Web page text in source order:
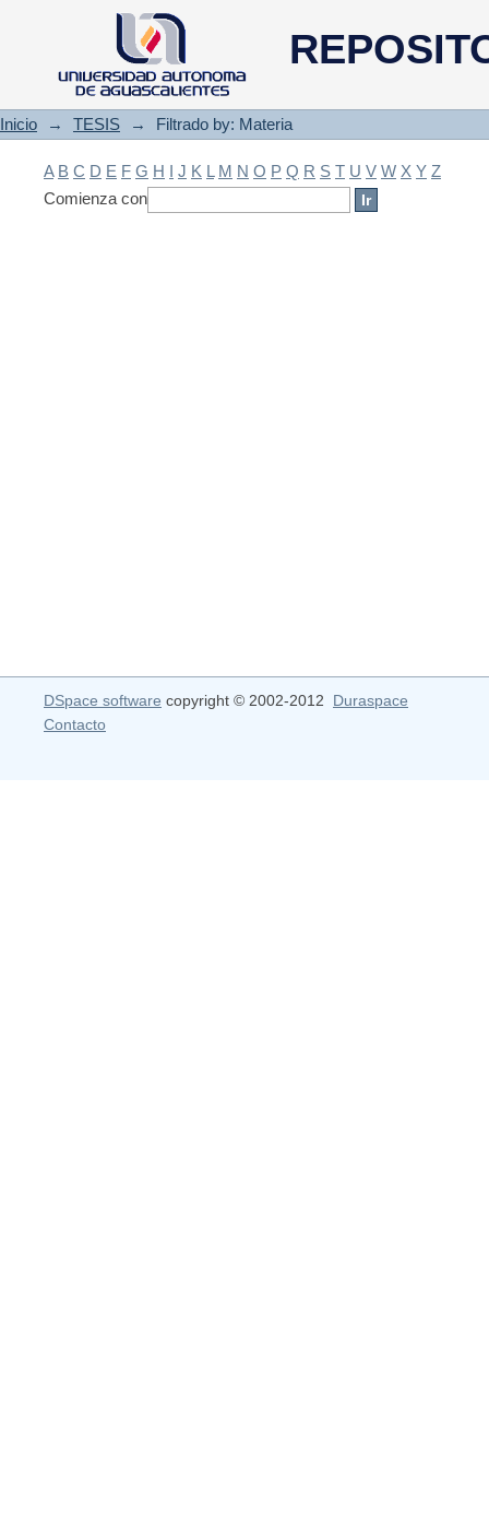
Filtrado by: Materia
Inicio → TESIS → Filtrado by: Materia
A B C D E F G H I J K L M N O P Q R S T U V W X Y Z
Comienza con
DSpace software copyright © 2002-2012 Duraspace
Contacto